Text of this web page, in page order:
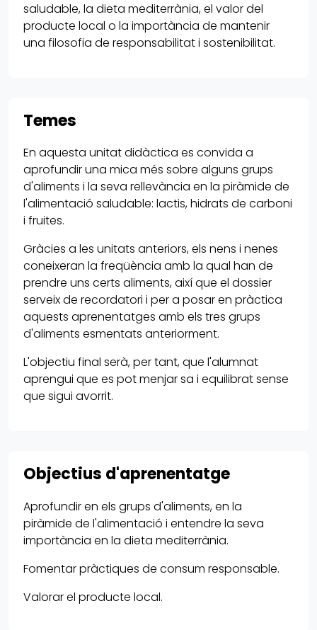
saludable, la dieta mediterrània, el valor del
producte local o la importància de mantenir
una filosofia de responsabilitat i sostenibilitat.
Temes
En aquesta unitat didàctica es convida a
aprofundir una mica més sobre alguns grups
d'aliments i la seva rellevància en la piràmide de
l'alimentació saludable: lactis, hidrats de carboni
i fruites.
Gràcies a les unitats anteriors, els nens i nenes
coneixeran la freqüència amb la qual han de
prendre uns certs aliments, així que el dossier
serveix de recordatori i per a posar en pràctica
aquests aprenentatges amb els tres grups
d'aliments esmentats anteriorment.
L'objectiu final serà, per tant, que l'alumnat
aprengui que es pot menjar sa i equilibrat sense
que sigui avorrit.
Objectius d'aprenentatge
Aprofundir en els grups d'aliments, en la
piràmide de l'alimentació i entendre la seva
importància en la dieta mediterrània.
Fomentar pràctiques de consum responsable.
Valorar el producte local.